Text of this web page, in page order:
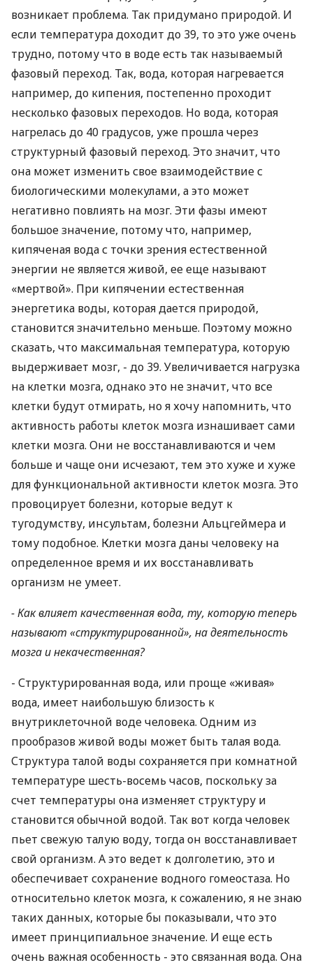
возникает проблема. Так придумано природой. И
если температура доходит до 39, то это уже очень
трудно, потому что в воде есть так называемый
фазовый переход. Так, вода, которая нагревается
например, до кипения, постепенно проходит
несколько фазовых переходов. Но вода, которая
нагрелась до 40 градусов, уже прошла через
структурный фазовый переход. Это значит, что
она может изменить свое взаимодействие с
биологическими молекулами, а это может
негативно повлиять на мозг. Эти фазы имеют
большое значение, потому что, например,
кипяченая вода с точки зрения естественной
энергии не является живой, ее еще называют
«мертвой». При кипячении естественная
энергетика воды, которая дается природой,
становится значительно меньше. Поэтому можно
сказать, что максимальная температура, которую
выдерживает мозг, - до 39. Увеличивается нагрузка
на клетки мозга, однако это не значит, что все
клетки будут отмирать, но я хочу напомнить, что
активность работы клеток мозга изнашивает сами
клетки мозга. Они не восстанавливаются и чем
больше и чаще они исчезают, тем это хуже и хуже
для функциональной активности клеток мозга. Это
провоцирует болезни, которые ведут к
тугодумству, инсультам, болезни Альцгеймера и
тому подобное. Клетки мозга даны человеку на
определенное время и их восстанавливать
организм не умеет.
- Как влияет качественная вода, ту, которую теперь
называют «структурированной», на деятельность
мозга и некачественная?
- Структурированная вода, или проще «живая»
вода, имеет наибольшую близость к
внутриклеточной воде человека. Одним из
прообразов живой воды может быть талая вода.
Структура талой воды сохраняется при комнатной
температуре шесть-восемь часов, поскольку за
счет температуры она изменяет структуру и
становится обычной водой. Так вот когда человек
пьет свежую талую воду, тогда он восстанавливает
свой организм. А это ведет к долголетию, это и
обеспечивает сохранение водного гомеостаза. Но
относительно клеток мозга, к сожалению, я не знаю
таких данных, которые бы показывали, что это
имеет принципиальное значение. И еще есть
очень важная особенность - это связанная вода. Она